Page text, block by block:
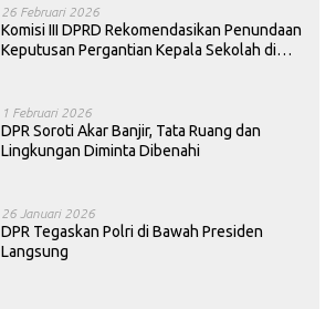
26 Februari 2026
Komisi III DPRD Rekomendasikan Penundaan
Keputusan Pergantian Kepala Sekolah di
1 Februari 2026
DPR Soroti Akar Banjir, Tata Ruang dan
Lingkungan Diminta Dibenahi
26 Januari 2026
DPR Tegaskan Polri di Bawah Presiden
Langsung